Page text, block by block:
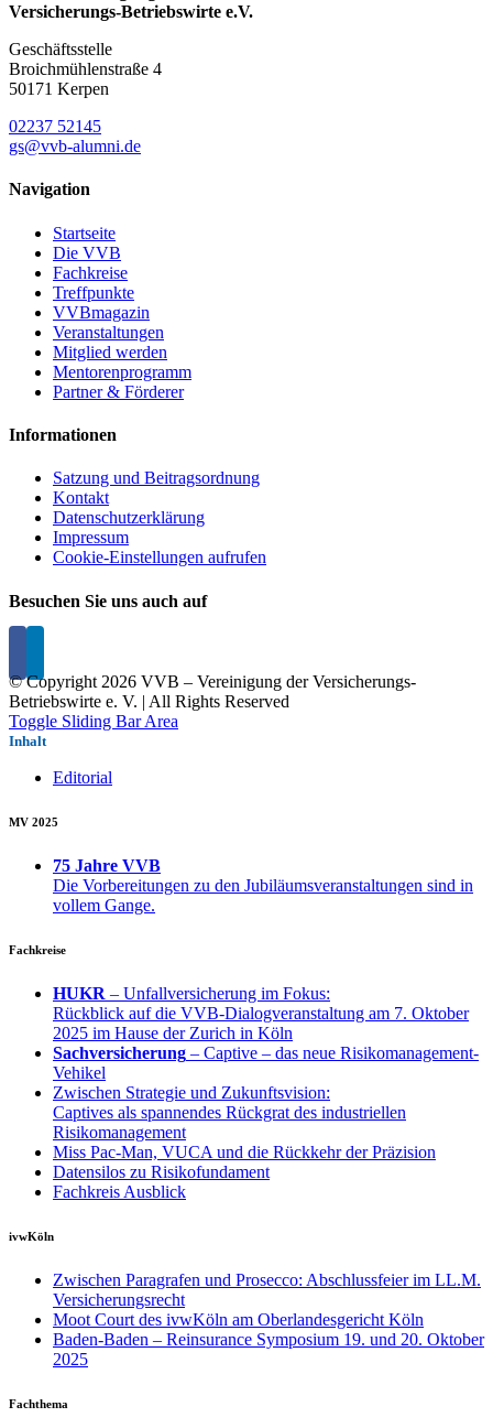
Versicherungs-Betriebswirte e.V.
Geschäftsstelle
Broichmühlenstraße 4
50171 Kerpen
02237 52145
gs@vvb-alumni.de
Navigation
Startseite
Die VVB
Fachkreise
Treffpunkte
VVBmagazin
Veranstaltungen
Mitglied werden
Mentorenprogramm
Partner & Förderer
Informationen
Satzung und Beitragsordnung
Kontakt
Datenschutzerklärung
Impressum
Cookie-Einstellungen aufrufen
Besuchen Sie uns auch auf
© Copyright 2026 VVB – Vereinigung der Versicherungs-
Betriebswirte e. V. | All Rights Reserved
Toggle Sliding Bar Area
Inhalt
Editorial
MV 2025
75 Jahre VVB
Die Vorbereitungen zu den Jubiläumsveranstaltungen sind in
vollem Gange.
Fachkreise
HUKR – Unfallversicherung im Fokus:
Rückblick auf die VVB-Dialogveranstaltung am 7. Oktober
2025 im Hause der Zurich in Köln
Sachversicherung – Captive – das neue Risikomanagement-
Vehikel
Zwischen Strategie und Zukunftsvision:
Captives als spannendes Rückgrat des industriellen
Risikomanagement
Miss Pac-Man, VUCA und die Rückkehr der Präzision
Datensilos zu Risikofundament
Fachkreis Ausblick
ivwKöln
Zwischen Paragrafen und Prosecco: Abschlussfeier im LL.M.
Versicherungsrecht
Moot Court des ivwKöln am Oberlandesgericht Köln
Baden-Baden – Reinsurance Symposium 19. und 20. Oktober
2025
Fachthema